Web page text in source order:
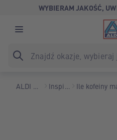
WYBIERAM JAKOŚĆ,
ALDI Polska Inspiracje